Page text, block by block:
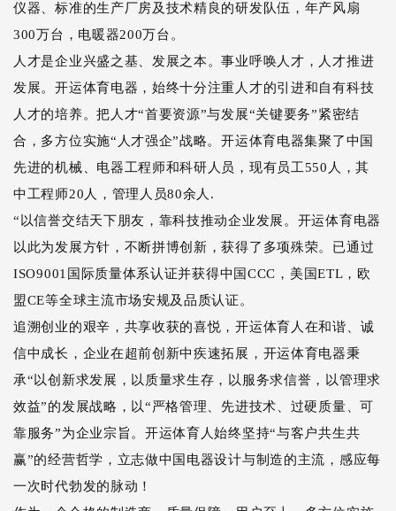
仪器、标准的生产厂房及技术精良的研发队伍，年产风扇
300万台，电暖器200万台。
人才是企业兴盛之基、发展之本。事业呼唤人才，人才推进
发展。开运体育电器，始终十分注重人才的引进和自有科技
人才的培养。把人才“首要资源”与发展“关键要务”紧密结
合，多方位实施“人才强企”战略。开运体育电器集聚了中国
先进的机械、电器工程师和科研人员，现有员工550人，其
中工程师20人，管理人员80余人.
“以信誉交结天下朋友，靠科技推动企业发展。开运体育电器
以此为发展方针，不断拼博创新，获得了多项殊荣。已通过
ISO9001国际质量体系认证并获得中国CCC，美国ETL，欧
盟CE等全球主流市场安规及品质认证。
追溯创业的艰辛，共享收获的喜悦，开运体育人在和谐、诚
信中成长，企业在超前创新中疾速拓展，开运体育电器秉
承“以创新求发展，以质量求生存，以服务求信誉，以管理求
效益”的发展战略，以“严格管理、先进技术、过硬质量、可
靠服务”为企业宗旨。开运体育人始终坚持“与客户共生共
赢”的经营哲学，立志做中国电器设计与制造的主流，感应每
一次时代勃发的脉动！